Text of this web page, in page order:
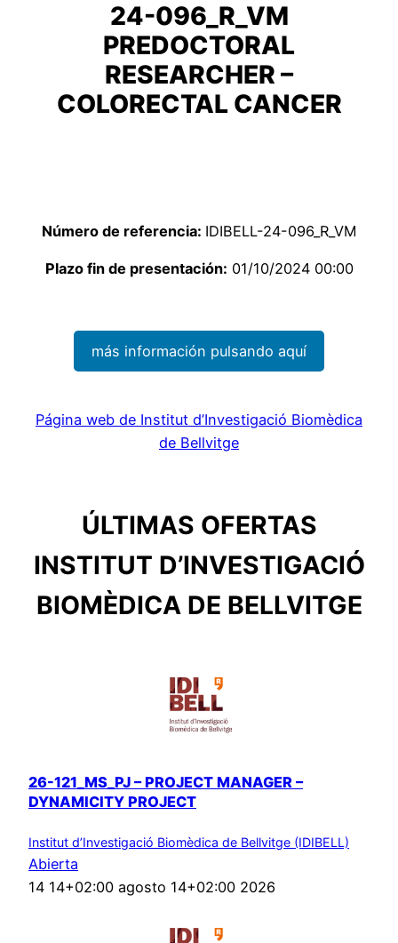
24-096_R_VM
PREDOCTORAL
RESEARCHER –
COLORECTAL CANCER
Número de referencia: IDIBELL-24-096_R_VM
Plazo fin de presentación: 01/10/2024 00:00
más información pulsando aquí
Página web de Institut d’Investigació Biomèdica
de Bellvitge
ÚLTIMAS OFERTAS
INSTITUT D’INVESTIGACIÓ
BIOMÈDICA DE BELLVITGE
26-121_MS_PJ – PROJECT MANAGER –
DYNAMICITY PROJECT
Institut d’Investigació Biomèdica de Bellvitge (IDIBELL)
Abierta
14 14+02:00 agosto 14+02:00 2026